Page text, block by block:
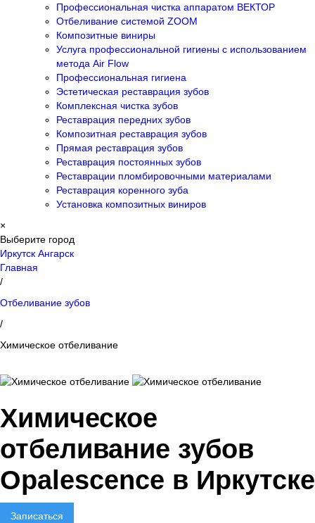
Профессиональная чистка аппаратом ВЕКТОР
Отбеливание системой ZOOM
Композитные виниры
Услуга профессиональной гигиены с использованием
метода Air Flow
Профессиональная гигиена
Эстетическая реставрация зубов
Комплексная чистка зубов
Реставрация передних зубов
Композитная реставрация зубов
Прямая реставрация зубов
Реставрация постоянных зубов
Реставрации пломбировочными материалами
Реставрация коренного зуба
Установка композитных виниров
×
Выберите город
Иркутск Ангарск
Главная
/
Отбеливание зубов
/
Химическое отбеливание
Химическое
отбеливание зубов
Opalescence в Иркутске
Записаться